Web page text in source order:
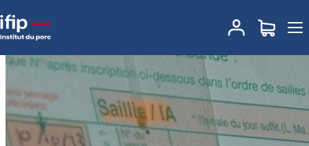
Accueil
Suivi des
performances en maternité. Tarif : 50€